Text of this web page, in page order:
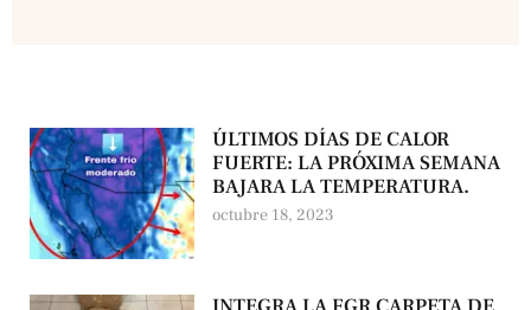
ÚLTIMOS DÍAS DE CALOR
FUERTE: LA PRÓXIMA SEMANA
BAJARA LA TEMPERATURA.
octubre 18, 2023